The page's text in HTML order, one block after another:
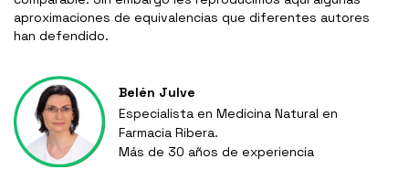
aproximaciones de equivalencias que diferentes autores
han defendido.
Belén Julve
Especialista en Medicina Natural en
Farmacia Ribera.
Más de 30 años de experiencia